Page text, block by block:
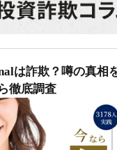
は詐欺？噂の真相
徹底調査